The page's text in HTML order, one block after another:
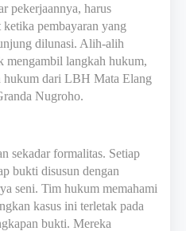
pekerjaannya, harus
pembayaran yang
dilunasi. Alih-alih
mengambil langkah hukum,
hukum dari LBH Mata Elang
Nugroho.
sekadar formalitas. Setiap
bukti disusun dengan
seni. Tim hukum memahami
kasus ini terletak pada
bukti. Mereka